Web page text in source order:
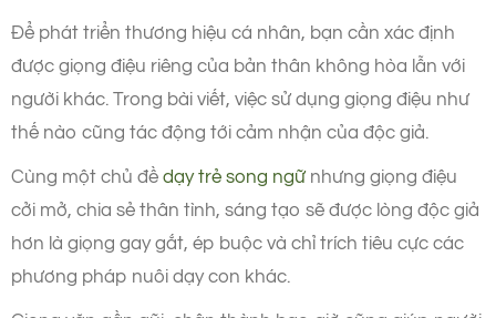
Để phát triển thương hiệu cá nhân, bạn cần xác định
được giọng điệu riêng của bản thân không hòa lẫn với
người khác. Trong bài viết, việc sử dụng giọng điệu như
thế nào cũng tác động tới cảm nhận của độc giả.
Cùng một chủ đề dạy trẻ song ngữnhưng giọng điệu
cởi mở, chia sẻ thân tình, sáng tạo sẽ được lòng độc giả
hơn là giọng gay gắt, ép buộc và chỉ trích tiêu cực các
phương pháp nuôi dạy con khác.